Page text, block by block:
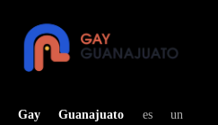
Gay Guanajuato es un